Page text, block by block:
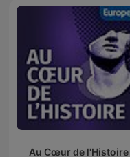
Au Cœur de l'Histoire